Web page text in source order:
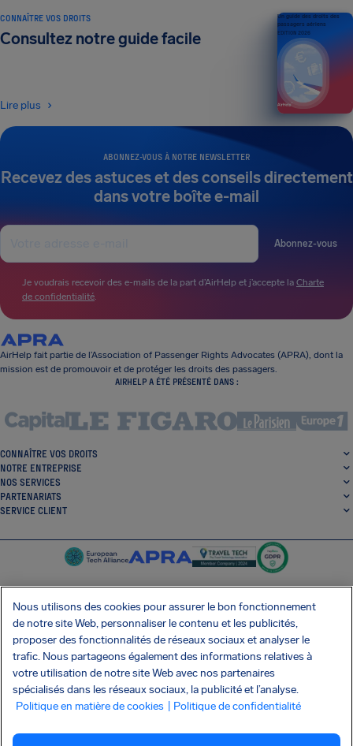
ABONNEZ-VOUS À NOTRE NEWSLETTER
Recevez des astuces et des conseils directement
dans votre boîte e-mail
Abonnez-vous
Je voudrais recevoir des e-mails de la part d’AirHelp et j’accepte la Charte
de confidentialité.
CONNAÎTRE VOS DROITS
Consultez notre guide facile
Lire plus
Un guide des droits des
passagers aériens
ÉDITION 2026
AirHelp fait partie de l’Association of Passenger Rights Advocates (APRA), dont la
mission est de promouvoir et de protéger les droits des passagers.
AIRHELP A ÉTÉ PRÉSENTÉ DANS :
CONNAÎTRE VOS DROITS
NOTRE ENTREPRISE
NOS SERVICES
PARTENARIATS
SERVICE CLIENT
SocialFacebook
SocialTwitter
SocialInstagram
SocialLinkedin
OBTENEZ NOTRE APPLI GRATUITE
Nous utilisons des cookies pour assurer le bon fonctionnement
de notre site Web, personnaliser le contenu et les publicités,
proposer des fonctionnalités de réseaux sociaux et analyser le
trafic. Nous partageons également des informations relatives à
votre utilisation de notre site Web avec nos partenaires
spécialisés dans les réseaux sociaux, la publicité et l’analyse.
Politique en matière de cookies
| Politique de confidentialité